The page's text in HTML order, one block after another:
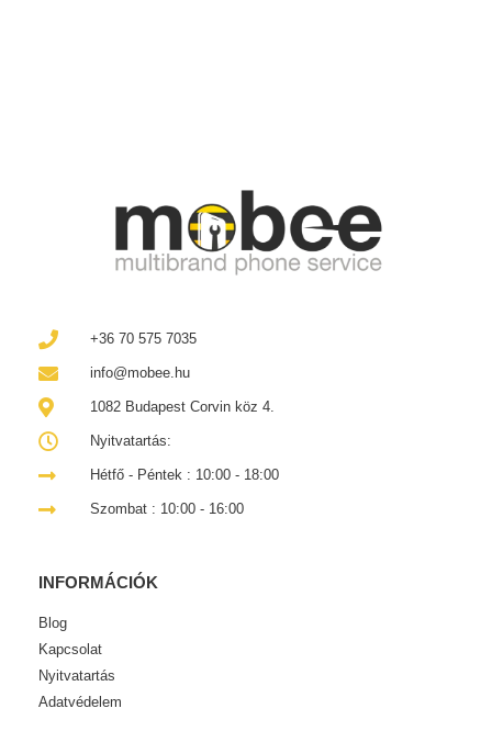
+36 70 575 7035
info@mobee.hu
1082 Budapest Corvin köz 4.
Nyitvatartás:
Hétfő - Péntek : 10:00 - 18:00
Szombat : 10:00 - 16:00
INFORMÁCIÓK
Blog
Kapcsolat
Nyitvatartás
Adatvédelem